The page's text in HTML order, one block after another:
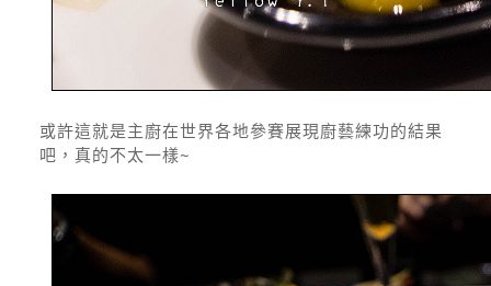
或許這就是主廚在世界各地參賽展現廚藝練功的結果
吧，真的不太一樣~